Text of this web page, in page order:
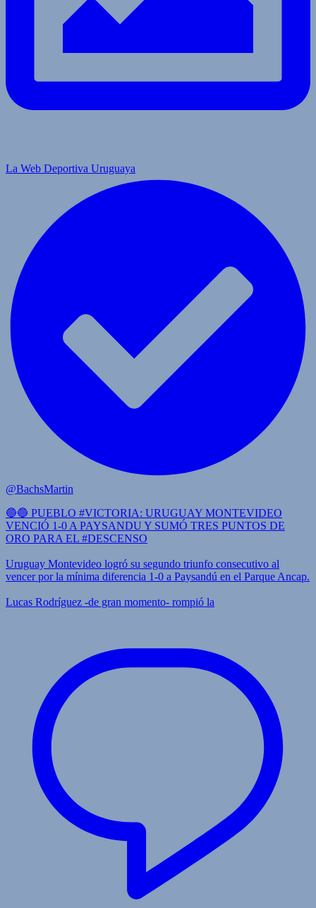
La Web Deportiva Uruguaya
@BachsMartin
🔵🔵 PUEBLO #VICTORIA: URUGUAY MONTEVIDEO
VENCIÓ 1-0 A PAYSANDU Y SUMÓ TRES PUNTOS DE
ORO PARA EL #DESCENSO
Uruguay Montevideo logró su segundo triunfo consecutivo al
vencer por la mínima diferencia 1-0 a Paysandú en el Parque Ancap.
Lucas Rodríguez -de gran momento- rompió la